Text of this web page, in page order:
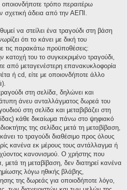
τρόπο περαιτέρω
σχετική άδεια από την ΑΕΠΙ.
να στείλει ένα τραγούδι στη βάση
ότι το κάνει με δική του
τις παρακάτω προϋποθέσεις:
του το συγκεκριμένο τραγούδι,
από μεταγενέστερη επανακυκλοφορία
ή cd, είτε με οποιονδήποτε άλλο
στη σελίδα, δηλώνει και
άτυπη άνευ ανταλλάγματος δωρεά του
στη σελίδα και μεταβιβάζει στη
κάθε δικαίωμα πάνω στο ψηφιακό
της σελίδας μετά τη μεταβίβαση,
το τραγούδι διαθέσιμο προς όλους
κανένα εκ μέρους τους αντάλλαγμα ή
κανονισμού. Ο χρήστης που
μετά τη μεταβίβαση, δεν διατηρεί κανένα
λόγω ηθικής βλάβης,
της δωρεάς για οποιοδήποτε λόγο,